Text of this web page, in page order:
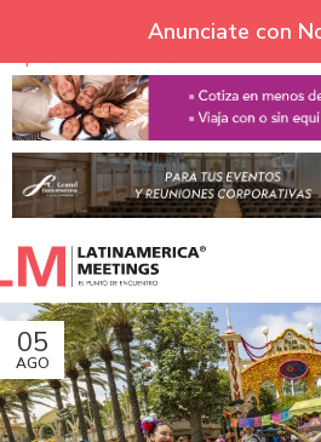
Skip to navigation
Skip to main content
Anunciate con
05
AGO